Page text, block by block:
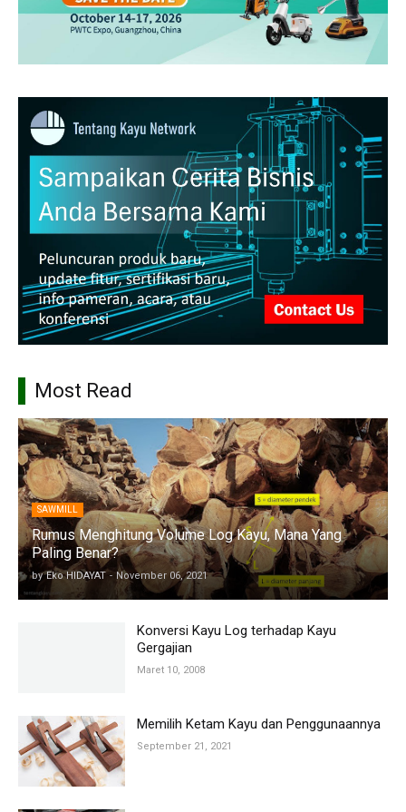
Most Read
SAWMILL
Rumus Menghitung Volume Log Kayu, Mana Yang
Paling Benar?
by Eko HIDAYAT - November 06, 2021
Konversi Kayu Log terhadap Kayu
Gergajian
Maret 10, 2008
Memilih Ketam Kayu dan Penggunaannya
September 21, 2021